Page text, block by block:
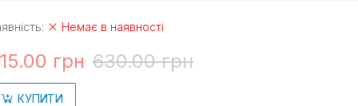
Немає в наявності
грн 630.00 грн
КУПИТИ